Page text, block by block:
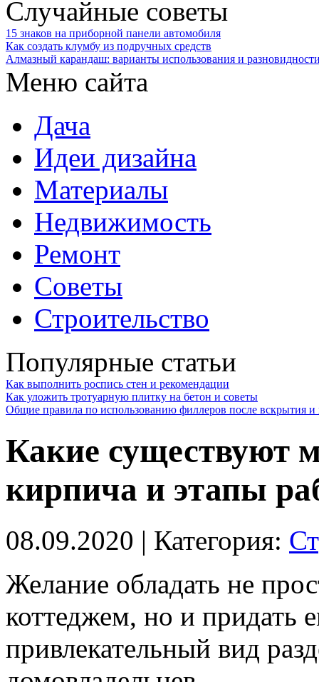
Случайные советы
15 знаков на приборной панели автомобиля
Как создать клумбу из подручных средств
Алмазный карандаш: варианты использования и
Меню сайта
Дача
Идеи дизайна
Материалы
Недвижимость
Ремонт
Советы
Строительство
Популярные статьи
Как выполнить роспись стен и рекомендации
Как уложить тротуарную плитку на бетон и советы
Общие правила по использованию филлеров после вскрытия и
Какие существуют
кирпича и этапы
08.09.2020 | Категория:
Желание обладать не
коттеджем, но и придать
привлекательный вид